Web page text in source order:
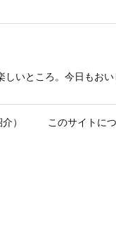
しいところ。今日もお
） このサイトに